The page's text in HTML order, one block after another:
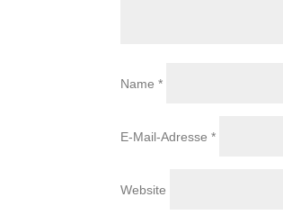
Name*
E-Mail-Adresse*
Website